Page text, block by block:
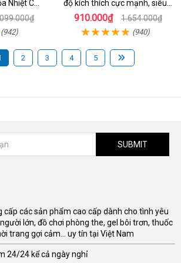
Nhiệt Cao
(942)
độ kích thích cực mạnh, siêu
sướng
910.000₫ 1.654.000₫
(940)
2 3 4 5
SUBMIT
cấp các sản phẩm cao cấp dành cho tình yêu
lớn, đồ chơi phòng the, gel bôi trơn, thuốc
trang gợi cảm... uy tín tại Việt Nam
24/24 kể cả ngày nghỉ